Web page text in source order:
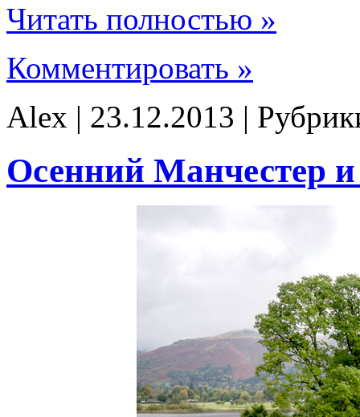
Читать полностью »
Комментировать »
Alex | 23.12.2013 |
Осенний Манчестер